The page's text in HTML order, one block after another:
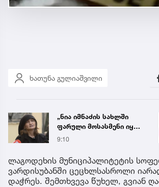
ხათუნა გულიაშვილი
„ნია იმნაძის სახლში
ფარული მოსასმენი იყო
დამონტაჟებული, მისი
აღდგა...“ - ეკა კუპატაძე
9:10
ლაგოდეხის მუნიციპალიტეტის
ვარდისუბანში ცეცხლსასროლი
დაჭრეს. შემთხვევა წუხელ, გვიან